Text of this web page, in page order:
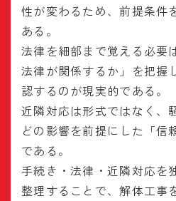
性が変わるため、前提条件
ある。
法律を細部まで覚える必要
法律が関係するか」を把握
認するのが現実的である。
近隣対応は形式ではなく、
どの影響を前提にした「信
である。
手続き・法律・近隣対応を
整理することで、解体工事